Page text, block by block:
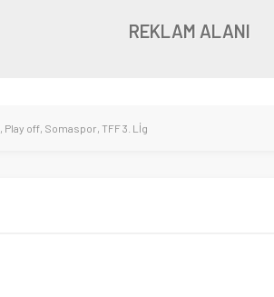
REKLAM ALANI
, Play off, Somaspor, TFF 3. Lİg